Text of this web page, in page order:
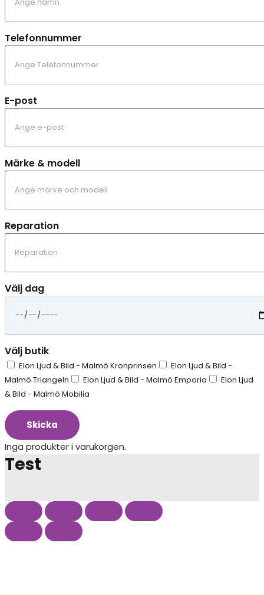
Telefonnummer
E-post
Märke & modell
Reparation
Välj dag
Välj butik
Elon Ljud & Bild - Malmö Kronprinsen
Elon Ljud & Bild -
Malmö Triangeln
Elon Ljud & Bild - Malmö Emporia
Elon Ljud
& Bild - Malmö Mobilia
Skicka
Inga produkter i varukorgen.
Test